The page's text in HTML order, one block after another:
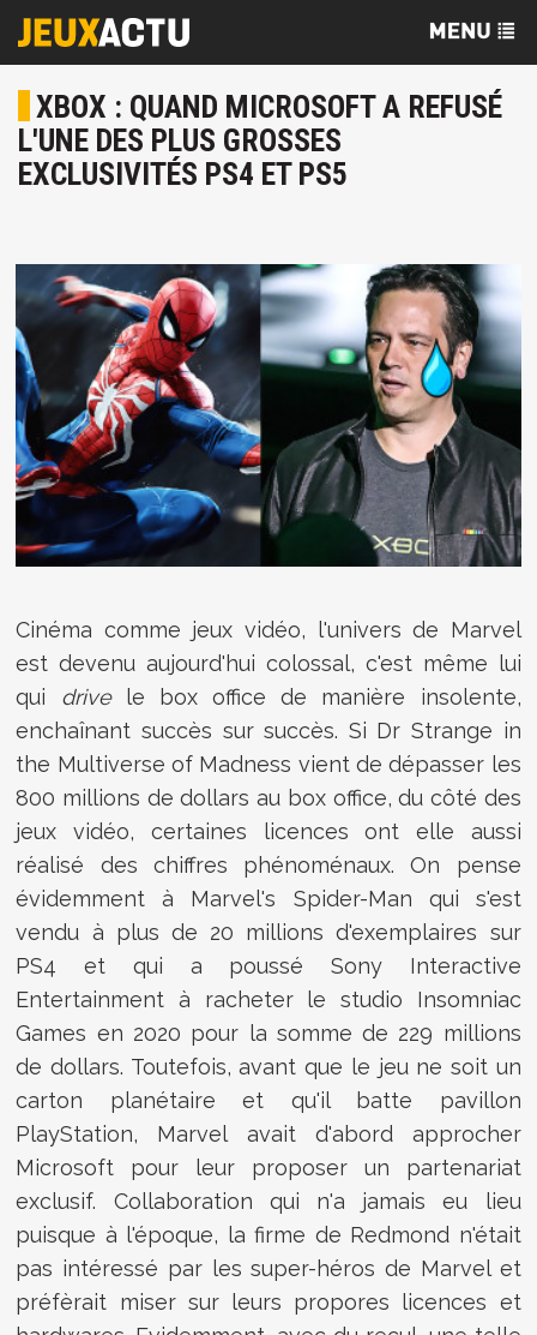
XBOX : QUAND MICROSOFT A REFUSÉ
L'UNE DES PLUS GROSSES
EXCLUSIVITÉS PS4 ET PS5
Cinéma comme jeux vidéo, l'univers de Marvel
est devenu aujourd'hui colossal, c'est même lui
qui drivele box office de manière insolente,
enchaînant succès sur succès. Si Dr Strange in
the Multiverse of Madness vient de dépasser les
800 millions de dollars au box office, du côté des
jeux vidéo, certaines licences ont elle aussi
réalisé des chiffres phénoménaux. On pense
évidemment à Marvel's Spider-Man qui s'est
vendu à plus de 20 millions d'exemplaires sur
PS4 et qui a poussé Sony Interactive
Entertainment à racheter le studio Insomniac
Games en 2020 pour la somme de 229 millions
de dollars. Toutefois, avant que le jeu ne soit un
carton planétaire et qu'il batte pavillon
PlayStation, Marvel avait d'abord approcher
Microsoft pour leur proposer un partenariat
exclusif. Collaboration qui n'a jamais eu lieu
puisque à l'époque, la firme de Redmond n'était
pas intéressé par les super-héros de Marvel et
préfèrait miser sur leurs propores licences et